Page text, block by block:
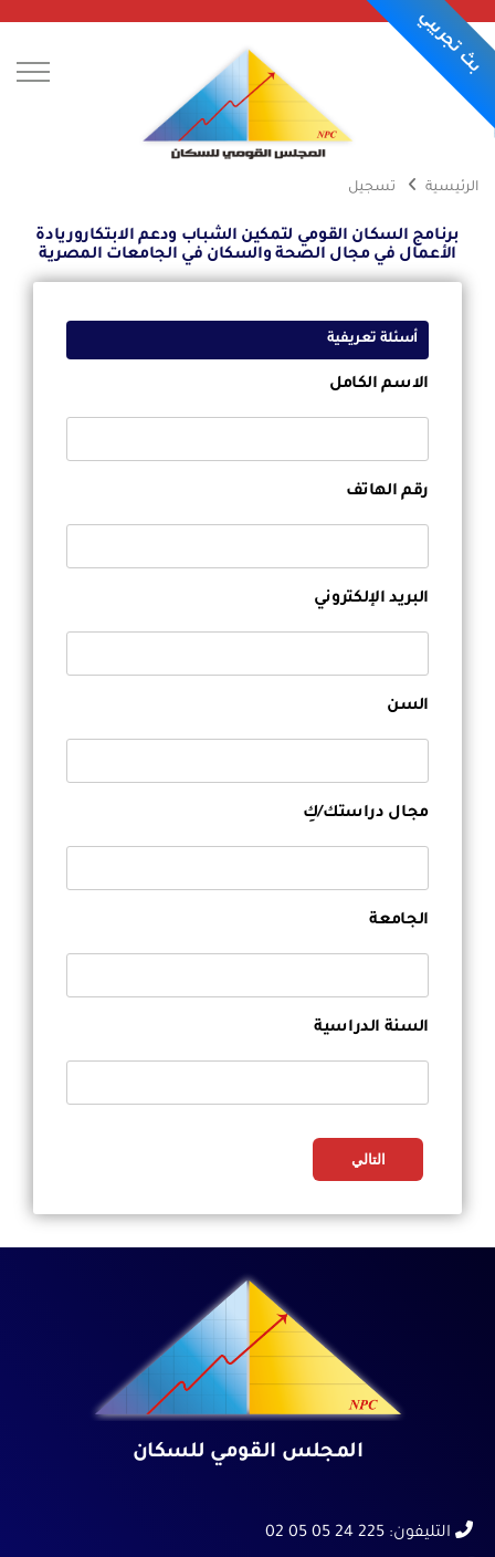
عن المجلس
اصدارات المجلس
مؤشرات احصائية
بث تجريبي
الشكاوي والمقترحات
الرئيسية تسجيل
برنامج السكان القومي لتمكين الشباب ودعم الابتكاروريادة
الأعمال في مجال الصحة والسكان في الجامعات المصرية
أسئلة تعريفية
الاسم الكامل
رقم الهاتف
البريد الإلكتروني
السن
مجال دراستك/كِ
الجامعة
السنة الدراسية
المجلس القومي للسكان
التليفون: 225 24 05 05 02